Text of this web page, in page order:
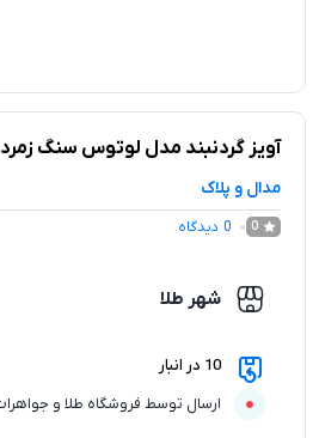
آویز گردنبند مدل لوتوس سنگ زمرد
مدال و پلاک
0
0 دیدگاه
شهر طلا
10 در انبار
ارسال توسط فروشگاه طلا و